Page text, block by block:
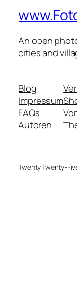
An open
cities and
Blog
Impressum
FAQs
Autoren
Twenty Twenty-